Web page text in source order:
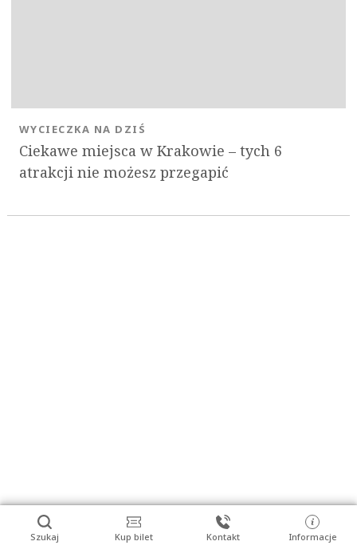
Szukaj Kup bilet Kontakt Informacje
Ciekawe miejsca w Krakowie – tych 6
atrakcji nie możesz przegapić
WYCIECZKA NA DZIŚ